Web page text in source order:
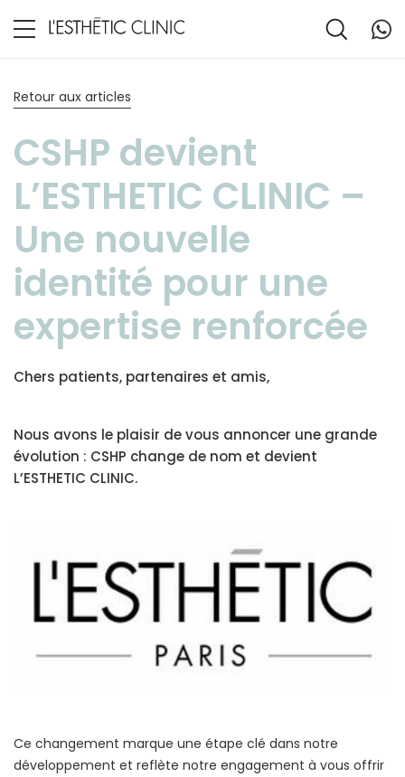
Retour aux articles
CSHP devient
L’ESTHETIC CLINIC –
Une nouvelle
identité pour une
expertise renforcée
Chers patients, partenaires et amis,
Nous avons le plaisir de vous annoncer une grande
évolution : CSHP change de nom et devient
L’ESTHETIC CLINIC.
Ce changement marque une étape clé dans notre
développement et reflète notre engagement à vous offrir